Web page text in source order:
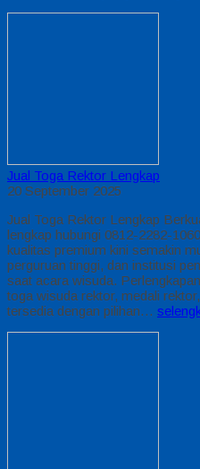
Jual Toga Rektor Lengkap
20 September 2025
Jual Toga Rektor Lengkap
lengkap hubungi 0812-2282-
kualitas premium kini semakin
perguruan tinggi, dan institusi
saat acara wisuda.
toga wisuda rektor, medali
tersedia dengan pilihan…